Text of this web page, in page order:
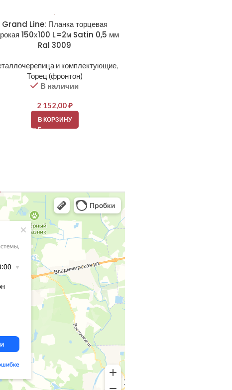
Grand Line: Планка торцевая
150х100 L=2м Satin 0,5 мм
Ral 3009
и комплектующие,
Торец (фронтон)
В наличии
2 152,00₽
В КОРЗИНУ